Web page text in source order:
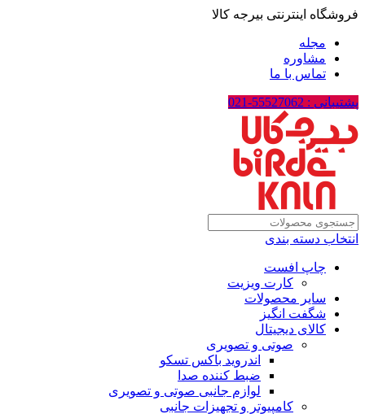
فروشگاه اینترنتی بیرجه کالا
مجله
مشاوره
تماس با ما
پشتیبانی : 55527062-021
انتخاب دسته بندی
چاپ افست
کارت ویزیت
سایر محصولات
شگفت انگیز
کالای دیجیتال
صوتی و تصویری
اندروید باکس تسکو
ضبط کننده صدا
لوازم جانبی صوتی و تصویری
کامپیوتر و تجهیزات جانبی